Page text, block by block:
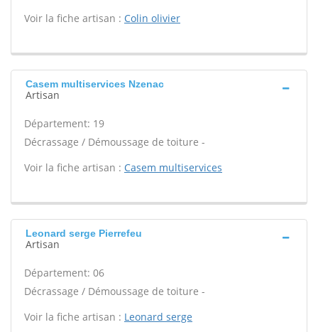
Voir la fiche artisan : Colin olivier
Casem multiservices Nzenac
Artisan
Département: 19
Décrassage / Démoussage de toiture -
Voir la fiche artisan : Casem multiservices
Leonard serge Pierrefeu
Artisan
Département: 06
Décrassage / Démoussage de toiture -
Voir la fiche artisan : Leonard serge